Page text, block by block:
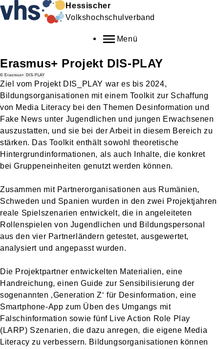
Hessischer
Volkshochschulverband
Menü
Erasmus+ Projekt DIS-PLAY
© Erasmus+ DIS-PLAY
Ziel vom Projekt DIS_PLAY war es bis 2024,
Bildungsorganisationen mit einem Toolkit zur Schaffung
von Media Literacy bei den Themen Desinformation und
Fake News unter Jugendlichen und jungen Erwachsenen
auszustatten, und sie bei der Arbeit in diesem Bereich zu
stärken. Das Toolkit enthält sowohl theoretische
Hintergrundinformationen, als auch Inhalte, die konkret
bei Gruppeneinheiten genutzt werden können.
Zusammen mit Partnerorganisationen aus Rumänien,
Schweden und Spanien wurden in den zwei Projektjahren
reale Spielszenarien entwickelt, die in angeleiteten
Rollenspielen von Jugendlichen und Bildungspersonal
aus den vier Partnerländern getestet, ausgewertet,
analysiert und angepasst wurden.
Die Projektpartner entwickelten Materialien, eine
Handreichung, einen Guide zur Sensibilisierung der
sogenannten ‚Generation Z‘ für Desinformation, eine
Smartphone-App zum Üben des Umgangs mit
Falschinformation sowie fünf Live Action Role Play
(LARP) Szenarien, die dazu anregen, die eigene Media
Literacy zu verbessern. Bildungsorganisationen können